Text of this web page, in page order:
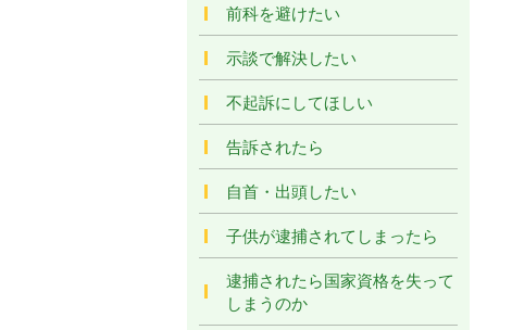
前科を避けたい
示談で解決したい
不起訴にしてほしい
告訴されたら
自首・出頭したい
子供が逮捕されてしまったら
逮捕されたら国家資格を失って
しまうのか